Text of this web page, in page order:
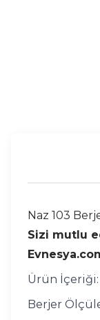
Naz 103
Sizi mutlu
Ürün İçeriği:
Berjer